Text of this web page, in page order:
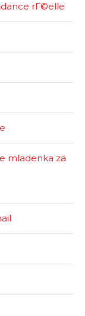
rГ©elle
mladenka za